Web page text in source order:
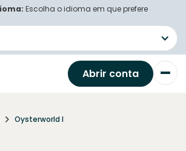
Escolha o idioma em que prefere
Abrir conta
Oysterworld I